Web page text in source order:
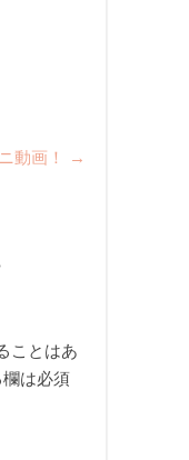
動画！ →
ことはあ
は必須